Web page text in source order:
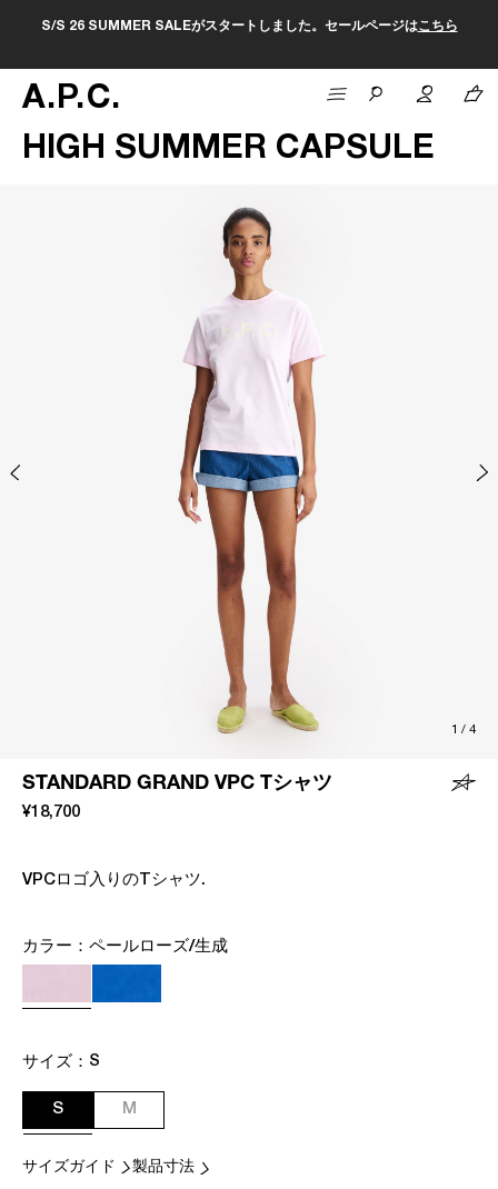
S/S 26 SUMMER SALEがスタートしました。セールページはこちら
A.P.C.
HIGH SUMMER CAPSULE
1 / 4
STANDARD GRAND VPC Tシャツ
¥18,700
VPCロゴ入りのTシャツ.
カラー： ペールローズ/生成
サイズ： S
S M
サイズガイド 製品寸法